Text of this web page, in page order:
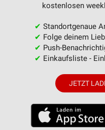
kostenlosen
✔ Standortgenaue
✔ Folge deinem
✔ Push-
✔ Einkaufsliste -
JETZT